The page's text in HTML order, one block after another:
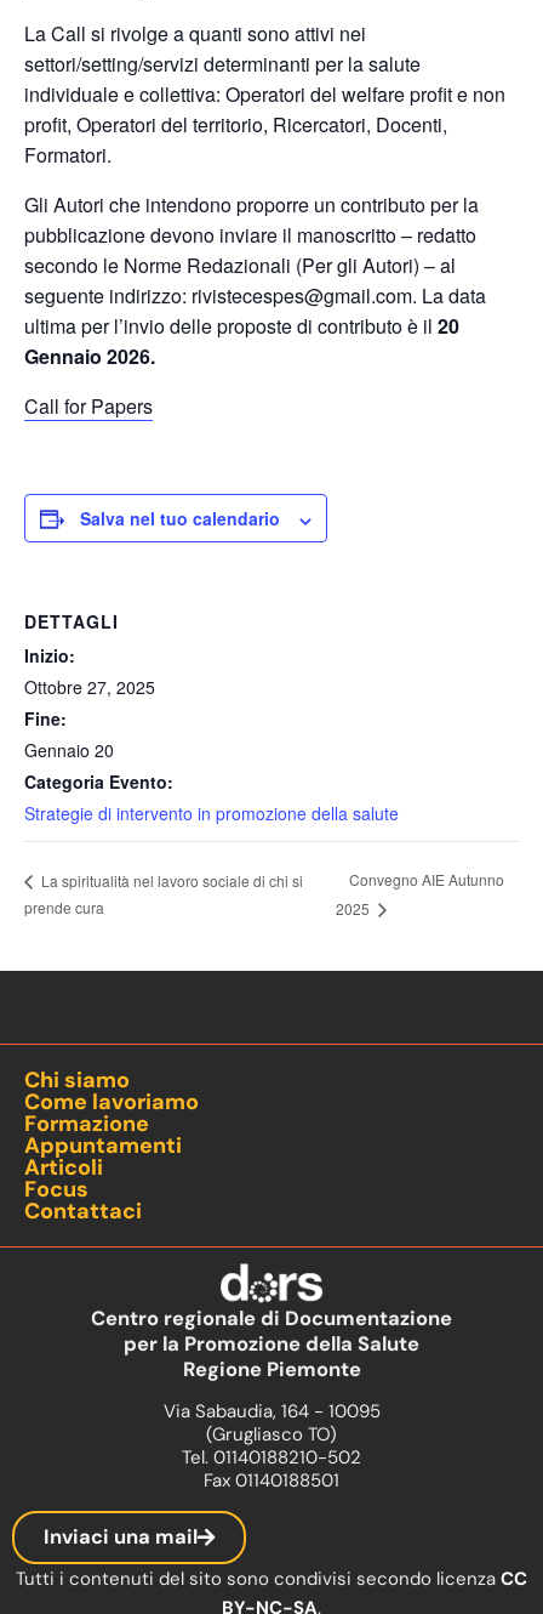
La Call si rivolge a quanti sono attivi nei
settori/setting/servizi determinanti per la salute
individuale e collettiva: Operatori del welfare profit e non
profit, Operatori del territorio, Ricercatori, Docenti,
Formatori.
Gli Autori che intendono proporre un contributo per la
pubblicazione devono inviare il manoscritto – redatto
secondo le Norme Redazionali (Per gli Autori) – al
seguente indirizzo: rivistecespes@gmail.com. La data
ultima per l’invio delle proposte di contributo è il 20
Gennaio 2026.
Call for Papers
Salva nel tuo calendario
DETTAGLI
Inizio:
Ottobre 27, 2025
Fine:
Gennaio 20
Categoria Evento:
Strategie di intervento in promozione della salute
La spiritualità nel lavoro sociale di chi si
prende cura
Convegno AIE Autunno
2025
Chi siamo
Come lavoriamo
Formazione
Appuntamenti
Articoli
Focus
Contattaci
Centro regionale di Documentazione
per la Promozione della Salute
Regione Piemonte
Via Sabaudia, 164 - 10095
(Grugliasco TO)
Tel. 01140188210-502
Fax 01140188501
Inviaci una mail
Tutti i contenuti del sito sono condivisi secondo licenza CC
BY-NC-SA.